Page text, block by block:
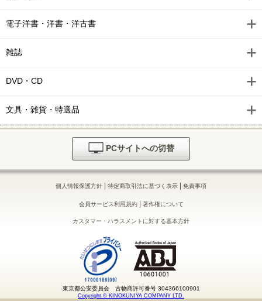
電子洋書・洋書・洋古書
雑誌
DVD・CD
文具・雑貨・特選品
PCサイトへの切替
個人情報保護方針 | 特定商取引法に基づく表示 | 免責事項
会員サービス利用規約| 著作権について
カスタマー・ハラスメントに対する基本方針
東京都公安委員会 古物商許可番号 304366100901
Copyright © KINOKUNIYA COMPANY LTD.